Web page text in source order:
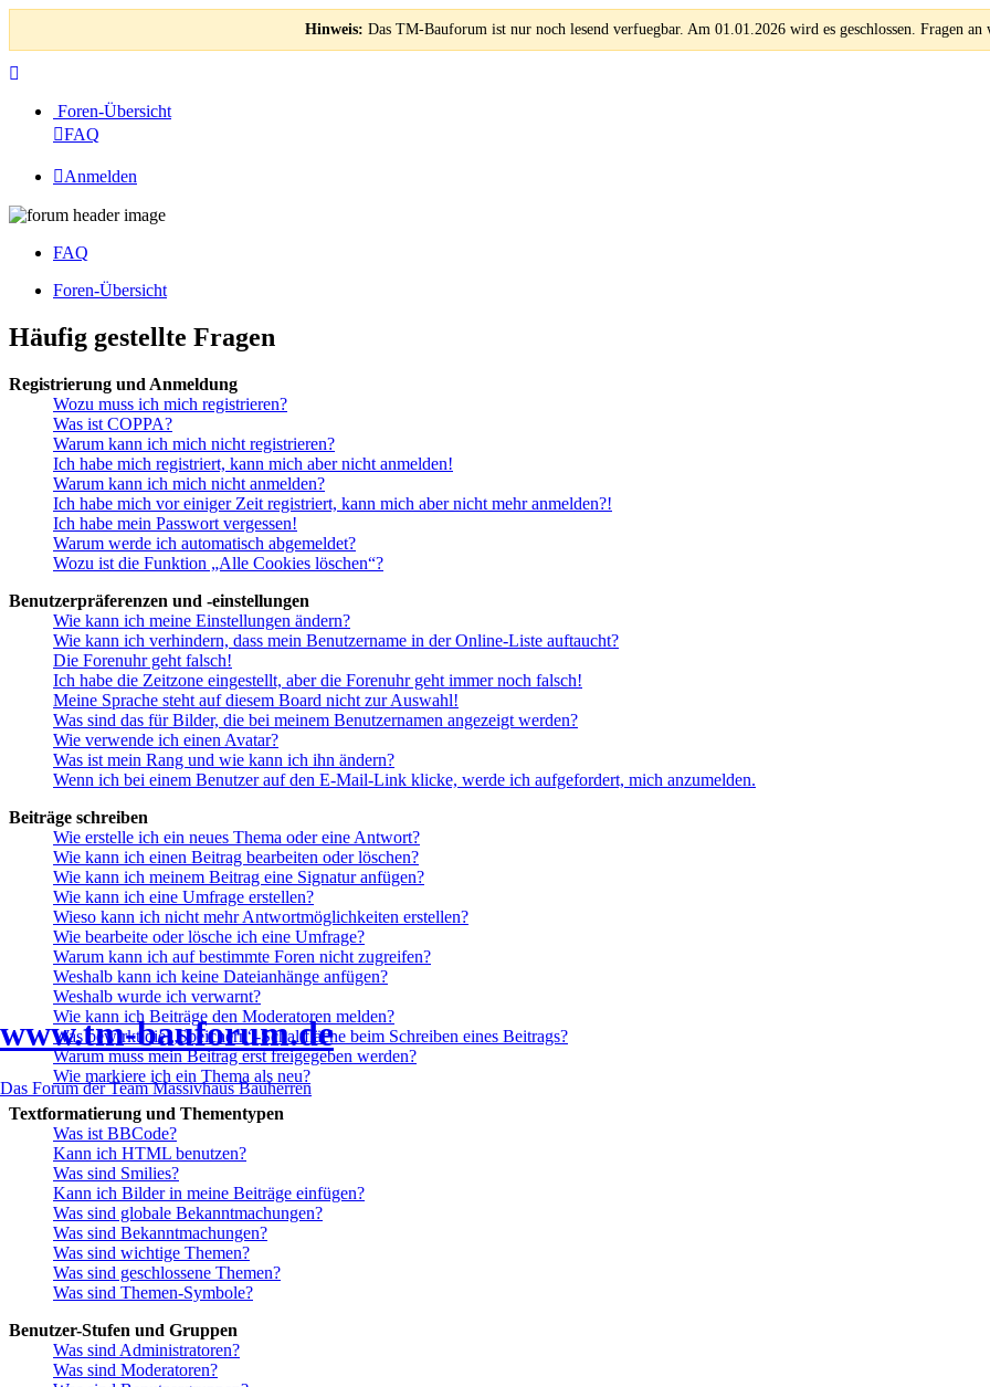
Hinweis: Das TM-Bauforum ist nur noch lesend verfuegbar. Am 01.01.2026 wird es geschlossen. Fragen
Foren-Übersicht
FAQ
Anmelden
www.tm-bauforum.de
Das Forum der Team Massivhaus Bauherren
FAQ
Foren-Übersicht
Häufig gestellte Fragen
Registrierung und Anmeldung
Wozu muss ich mich registrieren?
Was ist COPPA?
Warum kann ich mich nicht registrieren?
Ich habe mich registriert, kann mich aber nicht anmelden!
Warum kann ich mich nicht anmelden?
Ich habe mich vor einiger Zeit registriert, kann mich aber nicht mehr anmelden?!
Ich habe mein Passwort vergessen!
Warum werde ich automatisch abgemeldet?
Wozu ist die Funktion „Alle Cookies löschen“?
Benutzerpräferenzen und -einstellungen
Wie kann ich meine Einstellungen ändern?
Wie kann ich verhindern, dass mein Benutzername in der Online-Liste auftaucht?
Die Forenuhr geht falsch!
Ich habe die Zeitzone eingestellt, aber die Forenuhr geht immer noch falsch!
Meine Sprache steht auf diesem Board nicht zur Auswahl!
Was sind das für Bilder, die bei meinem Benutzernamen angezeigt werden?
Wie verwende ich einen Avatar?
Was ist mein Rang und wie kann ich ihn ändern?
Wenn ich bei einem Benutzer auf den E-Mail-Link klicke, werde ich aufgefordert, mich anzumelden.
Beiträge schreiben
Wie erstelle ich ein neues Thema oder eine Antwort?
Wie kann ich einen Beitrag bearbeiten oder löschen?
Wie kann ich meinem Beitrag eine Signatur anfügen?
Wie kann ich eine Umfrage erstellen?
Wieso kann ich nicht mehr Antwortmöglichkeiten erstellen?
Wie bearbeite oder lösche ich eine Umfrage?
Warum kann ich auf bestimmte Foren nicht zugreifen?
Weshalb kann ich keine Dateianhänge anfügen?
Weshalb wurde ich verwarnt?
Wie kann ich Beiträge den Moderatoren melden?
Was bewirkt die „Speichern“-Schaltfläche beim Schreiben eines Beitrags?
Warum muss mein Beitrag erst freigegeben werden?
Wie markiere ich ein Thema als neu?
Textformatierung und Thementypen
Was ist BBCode?
Kann ich HTML benutzen?
Was sind Smilies?
Kann ich Bilder in meine Beiträge einfügen?
Was sind globale Bekanntmachungen?
Was sind Bekanntmachungen?
Was sind wichtige Themen?
Was sind geschlossene Themen?
Was sind Themen-Symbole?
Benutzer-Stufen und Gruppen
Was sind Administratoren?
Was sind Moderatoren?